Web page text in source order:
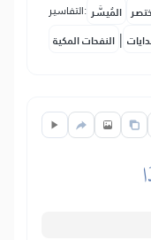
التفاسير: المُيسَّر
النفحات المكية |